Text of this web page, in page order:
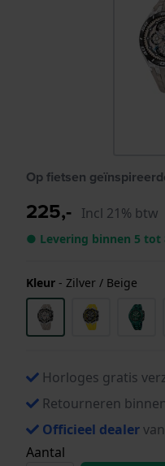
Op fietsen
225,- Incl 21% btw
● Levering binnen 5 tot
Kleur - Zilver / Beige
Horloges gratis
Retourneren
Officieel dealer
Aantal